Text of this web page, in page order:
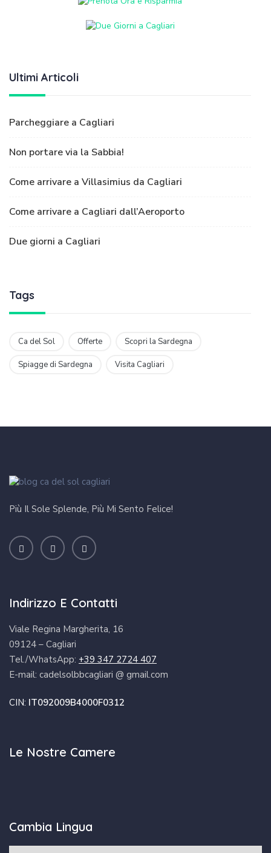
Ultimi Articoli
Parcheggiare a Cagliari
Non portare via la Sabbia!
Come arrivare a Villasimius da Cagliari
Come arrivare a Cagliari dall’Aeroporto
Due giorni a Cagliari
Tags
Ca del Sol Offerte Scopri la Sardegna
Spiagge di Sardegna Visita Cagliari
Più Il Sole Splende, Più Mi Sento Felice!
Indirizzo E Contatti
Viale Regina Margherita, 16
09124 – Cagliari
Tel./WhatsApp: +39 347 2724 407
E-mail: cadelsolbbcagliari @ gmail.com
CIN: IT092009B4000F0312
Le Nostre Camere
Cambia Lingua